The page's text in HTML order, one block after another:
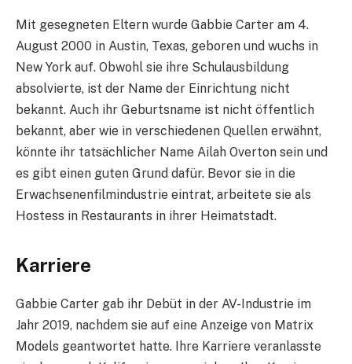
Mit gesegneten Eltern wurde Gabbie Carter am 4.
August 2000 in Austin, Texas, geboren und wuchs in
New York auf. Obwohl sie ihre Schulausbildung
absolvierte, ist der Name der Einrichtung nicht
bekannt. Auch ihr Geburtsname ist nicht öffentlich
bekannt, aber wie in verschiedenen Quellen erwähnt,
könnte ihr tatsächlicher Name Ailah Overton sein und
es gibt einen guten Grund dafür. Bevor sie in die
Erwachsenenfilmindustrie eintrat, arbeitete sie als
Hostess in Restaurants in ihrer Heimatstadt.
Karriere
Gabbie Carter gab ihr Debüt in der AV-Industrie im
Jahr 2019, nachdem sie auf eine Anzeige von Matrix
Models geantwortet hatte. Ihre Karriere veranlasste